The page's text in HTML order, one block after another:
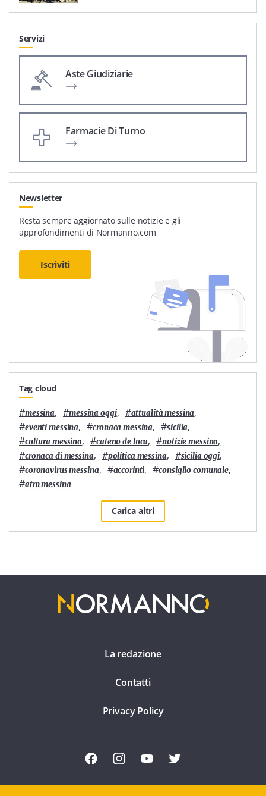
Servizi
Aste Giudiziarie
Farmacie Di Turno
Newsletter
Resta sempre aggiornato sulle notizie e gli
approfondimenti di Normanno.com
Iscriviti
Tag cloud
#messina, #messina oggi, #attualità messina,
#eventi messina, #cronaca messina, #sicilia,
#cultura messina, #cateno de luca, #notizie messina,
#cronaca di messina, #politica messina, #sicilia oggi,
#coronavirus messina, #accorinti, #consiglio comunale,
#atm messina
Carica altri
La redazione
Contatti
Privacy Policy